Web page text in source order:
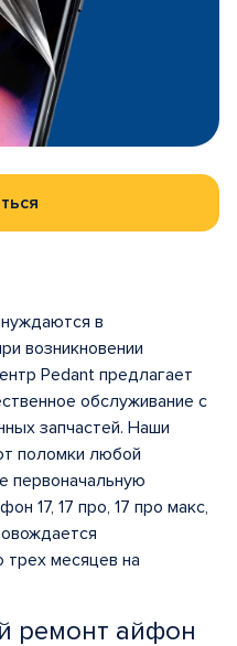
в
возникновении
Pedant предлагает
обслуживание с
запчастей. Наши
поломки любой
первоначальную
17, 17 про, 17 про макс,
трех месяцев на
ремонт айфон